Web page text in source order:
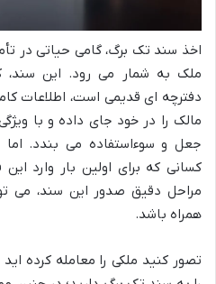
اخذ سند تک برگ، گامی حیاتی در
ملک به شمار می رود. این سند،
دفترچه ای قدیمی است، اطلاعات
مالک را در خود جای داده و با
جعل و سوءاستفاده می بندد. اما
کسانی که برای اولین بار وارد
مراحل دقیق صدور این سند، می
همراه باشد.
تصور کنید ملکی را معامله کرده